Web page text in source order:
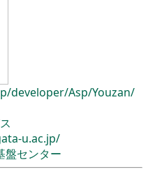
developer/Asp/Youzan/
u.ac.jp/
盤センター